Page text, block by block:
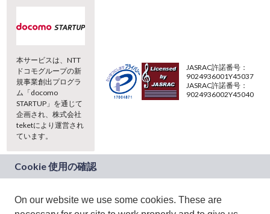
本サービスは、NTT
ドコモグループの新
規事業創出プログラ
ム「docomo
STARTUP」を通じて
企画され、株式会社
teketにより運営され
ています。
JASRAC許諾番号：
9024936001Y45037
JASRAC許諾番号：
9024936002Y45040
On our website we use some cookies. These are